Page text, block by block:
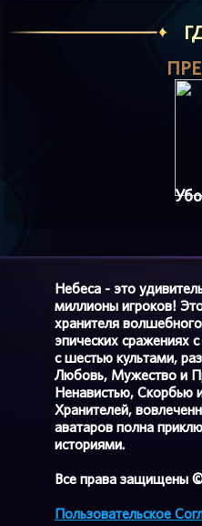
Небеса - это
миллионы игроков!
хранителя
эпических сражениях
с шестью культами,
Любовь, Мужество и
Ненавистью, Скорбью
Хранителей,
аватаров полна
историями.
Все права защищены
Пользовательское